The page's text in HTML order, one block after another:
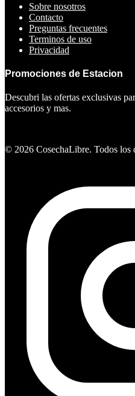
Sobre nosotros
Contacto
Preguntas frecuentes
Terminos de uso
Privacidad
Promociones de Estacion
Descubri las ofertas exclusivas
accesorios y mas.
© 2026 CosechaLibre. Todos los